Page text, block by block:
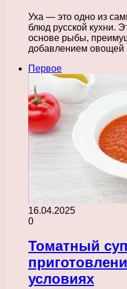
Уха — это одно из
блюд русской кухни.
основе рыбы,
добавлением овощей
Первое
16.04.2025
0
Томатный
условиях